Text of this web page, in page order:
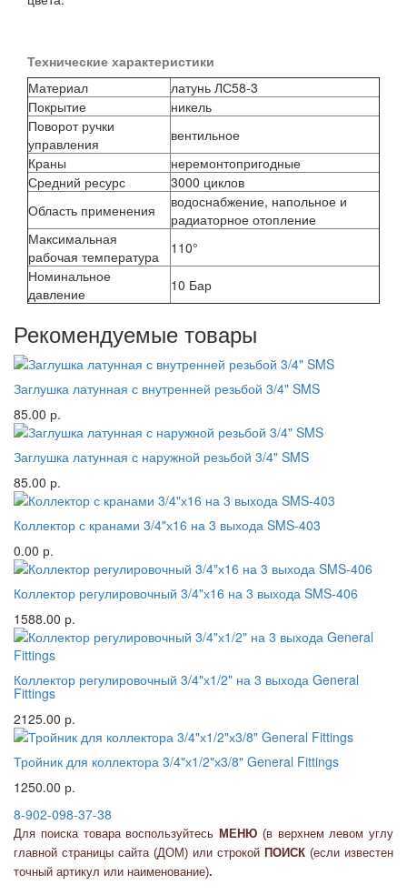
Технические характеристики
Материал
латунь ЛС58-3
Покрытие
никель
Поворот ручки
управления
вентильное
Краны
неремонтопригодные
Средний ресурс
3000 циклов
Область применения
водоснабжение, напольное и
радиаторное отопление
Максимальная
рабочая температура
110°
Номинальное
давление
10 Бар
Рекомендуемые товары
Заглушка латунная с внутренней резьбой 3/4" SMS
85.00 р.
Заглушка латунная с наружной резьбой 3/4" SMS
85.00 р.
Коллектор с кранами 3/4"х16 на 3 выхода SMS-403
0.00 р.
Коллектор регулировочный 3/4"х16 на 3 выхода SMS-406
1588.00 р.
Коллектор регулировочный 3/4"х1/2" на 3 выхода General
Fittings
2125.00 р.
Тройник для коллектора 3/4"х1/2"х3/8" General Fittings
1250.00 р.
8-902-098-37-38
Для поиска товара воспользуйтесь МЕНЮ (в верхнем левом углу
главной страницы сайта (ДОМ) или строкой ПОИСК (если известен
точный артикул или наименование).